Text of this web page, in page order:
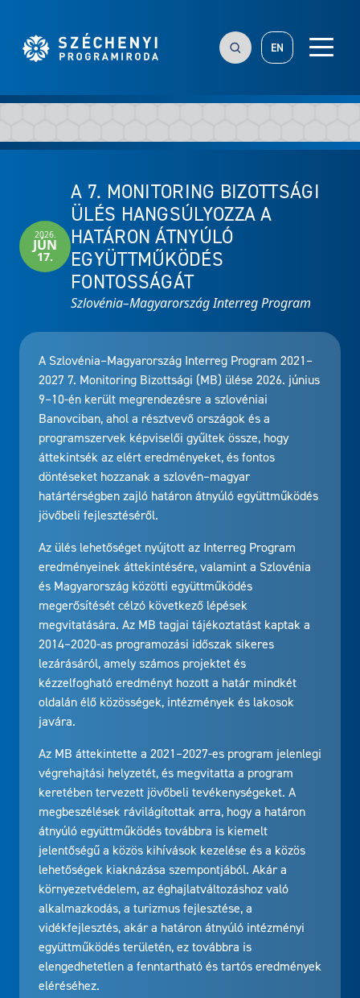
EN
2026.
JÚN
17.
A 7. MONITORING BIZOTTSÁGI
ÜLÉS HANGSÚLYOZZA A
HATÁRON ÁTNYÚLÓ
EGYÜTTMŰKÖDÉS
FONTOSSÁGÁT
Szlovénia–Magyarország Interreg Program
A Szlovénia–Magyarország Interreg Program 2021–
2027 7. Monitoring Bizottsági (MB) ülése 2026. június
9–10-én került megrendezésre a szlovéniai
Banovciban, ahol a résztvevő országok és a
programszervek képviselői gyűltek össze, hogy
áttekintsék az elért eredményeket, és fontos
döntéseket hozzanak a szlovén–magyar
határtérségben zajló határon átnyúló együttműködés
jövőbeli fejlesztéséről.
Az ülés lehetőséget nyújtott az Interreg Program
eredményeinek áttekintésére, valamint a Szlovénia
és Magyarország közötti együttműködés
megerősítését célzó következő lépések
megvitatására. Az MB tagjai tájékoztatást kaptak a
2014–2020-as programozási időszak sikeres
lezárásáról, amely számos projektet és
kézzelfogható eredményt hozott a határ mindkét
oldalán élő közösségek, intézmények és lakosok
javára.
Az MB áttekintette a 2021–2027-es program jelenlegi
végrehajtási helyzetét, és megvitatta a program
keretében tervezett jövőbeli tevékenységeket. A
megbeszélések rávilágítottak arra, hogy a határon
átnyúló együttműködés továbbra is kiemelt
jelentőségű a közös kihívások kezelése és a közös
lehetőségek kiaknázása szempontjából. Akár a
környezetvédelem, az éghajlatváltozáshoz való
alkalmazkodás, a turizmus fejlesztése, a
vidékfejlesztés, akár a határon átnyúló intézményi
együttműködés területén, ez továbbra is
elengedhetetlen a fenntartható és tartós eredmények
eléréséhez.